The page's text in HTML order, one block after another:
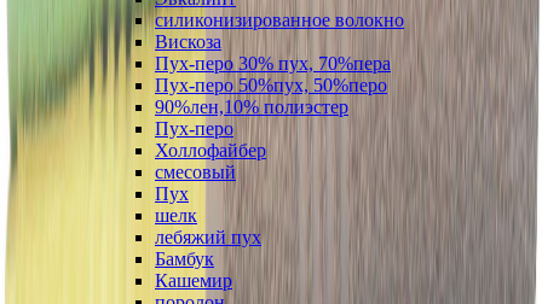
силиконизированное волокно
Вискоза
Пух-перо 30% пух, 70%пера
Пух-перо 50%пух, 50%перо
90%лен,10% полиэстер
Пух-перо
Холлофайбер
смесовый
Пух
шелк
лебяжий пух
Бамбук
Кашемир